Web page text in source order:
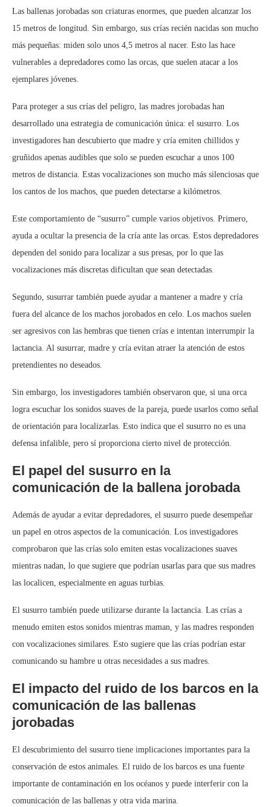
Las ballenas jorobadas son criaturas enormes, que pueden alcanzar los
15 metros de longitud. Sin embargo, sus crías recién nacidas son mucho
más pequeñas: miden solo unos 4,5 metros al nacer. Esto las hace
vulnerables a depredadores como las orcas, que suelen atacar a los
ejemplares jóvenes.
Para proteger a sus crías del peligro, las madres jorobadas han
desarrollado una estrategia de comunicación única: el susurro. Los
investigadores han descubierto que madre y cría emiten chillidos y
gruñidos apenas audibles que solo se pueden escuchar a unos 100
metros de distancia. Estas vocalizaciones son mucho más silenciosas que
los cantos de los machos, que pueden detectarse a kilómetros.
Este comportamiento de “susurro” cumple varios objetivos. Primero,
ayuda a ocultar la presencia de la cría ante las orcas. Estos depredadores
dependen del sonido para localizar a sus presas, por lo que las
vocalizaciones más discretas dificultan que sean detectadas.
Segundo, susurrar también puede ayudar a mantener a madre y cría
fuera del alcance de los machos jorobados en celo. Los machos suelen
ser agresivos con las hembras que tienen crías e intentan interrumpir la
lactancia. Al susurrar, madre y cría evitan atraer la atención de estos
pretendientes no deseados.
Sin embargo, los investigadores también observaron que, si una orca
logra escuchar los sonidos suaves de la pareja, puede usarlos como señal
de orientación para localizarlas. Esto indica que el susurro no es una
defensa infalible, pero sí proporciona cierto nivel de protección.
El papel del susurro en la
comunicación de la ballena jorobada
Además de ayudar a evitar depredadores, el susurro puede desempeñar
un papel en otros aspectos de la comunicación. Los investigadores
comprobaron que las crías solo emiten estas vocalizaciones suaves
mientras nadan, lo que sugiere que podrían usarlas para que sus madres
las localicen, especialmente en aguas turbias.
El susurro también puede utilizarse durante la lactancia. Las crías a
menudo emiten estos sonidos mientras maman, y las madres responden
con vocalizaciones similares. Esto sugiere que las crías podrían estar
comunicando su hambre u otras necesidades a sus madres.
El impacto del ruido de los barcos en la
comunicación de las ballenas
jorobadas
El descubrimiento del susurro tiene implicaciones importantes para la
conservación de estos animales. El ruido de los barcos es una fuente
importante de contaminación en los océanos y puede interferir con la
comunicación de las ballenas y otra vida marina.